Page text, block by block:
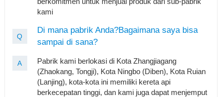
kami
Q
Di mana pabrik Anda?Bagaimana saya bisa
sampai di sana?
A
Pabrik kami berlokasi di Kota Zhangjiagang
(Zhaokang, Tongji), Kota Ningbo (Diben), Kota Ruian
(Lanjing), kota-kota ini memiliki kereta api
berkecepatan tinggi, dan kami juga dapat menjemput